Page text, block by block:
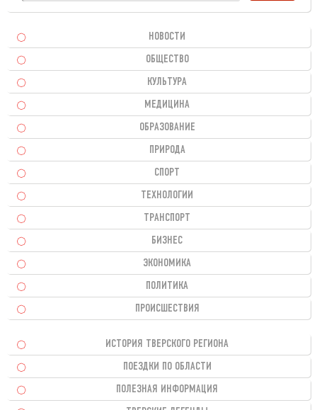
НОВОСТИ
ОБЩЕСТВО
КУЛЬТУРА
МЕДИЦИНА
ОБРАЗОВАНИЕ
ПРИРОДА
СПОРТ
ТЕХНОЛОГИИ
ТРАНСПОРТ
БИЗНЕС
ЭКОНОМИКА
ПОЛИТИКА
ПРОИСШЕСТВИЯ
ИСТОРИЯ ТВЕРСКОГО РЕГИОНА
ПОЕЗДКИ ПО ОБЛАСТИ
ПОЛЕЗНАЯ ИНФОРМАЦИЯ